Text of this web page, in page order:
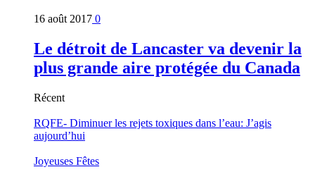
16 août 2017 0
Le détroit de Lancaster va devenir la
plus grande aire protégée du Canada
Récent
RQFE- Diminuer les rejets toxiques dans l’eau: J’agis
aujourd’hui
Joyeuses Fêtes